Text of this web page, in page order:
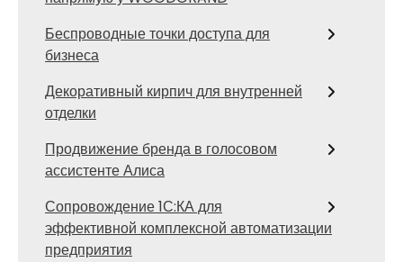
Беспроводные точки доступа для
бизнеса
Декоративный кирпич для внутренней
отделки
Продвижение бренда в голосовом
ассистенте Алиса
Сопровождение 1С:КА для
эффективной комплексной автоматизации
предприятия